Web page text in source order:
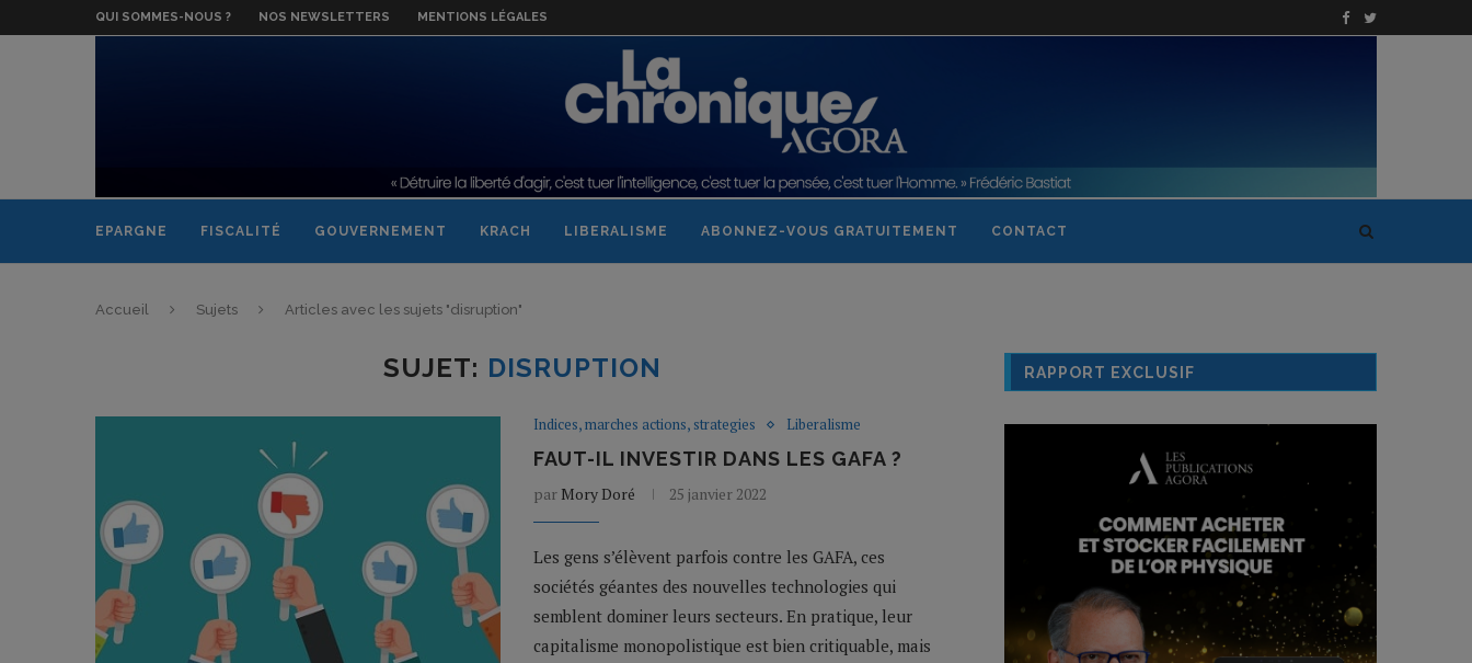
QUI SOMMES-NOUS ? NOS NEWSLETTERS MENTIONS LÉGALES
EPARGNE FISCALITÉ GOUVERNEMENT KRACH LIBERALISME ABONNEZ-VOUS GRATUITEMENT CONTACT
Accueil Sujets Articles avec les sujets "disruption"
SUJET: DISRUPTION
Indices, marches actions, strategies Liberalisme
FAUT-IL INVESTIR DANS LES GAFA ?
par Mory Doré 25 janvier 2022
Les gens s’élèvent parfois contre les GAFA, ces
sociétés géantes des nouvelles technologies qui
semblent dominer leurs secteurs. En pratique, leur
capitalisme monopolistique est bien critiquable, mais
RAPPORT EXCLUSIF